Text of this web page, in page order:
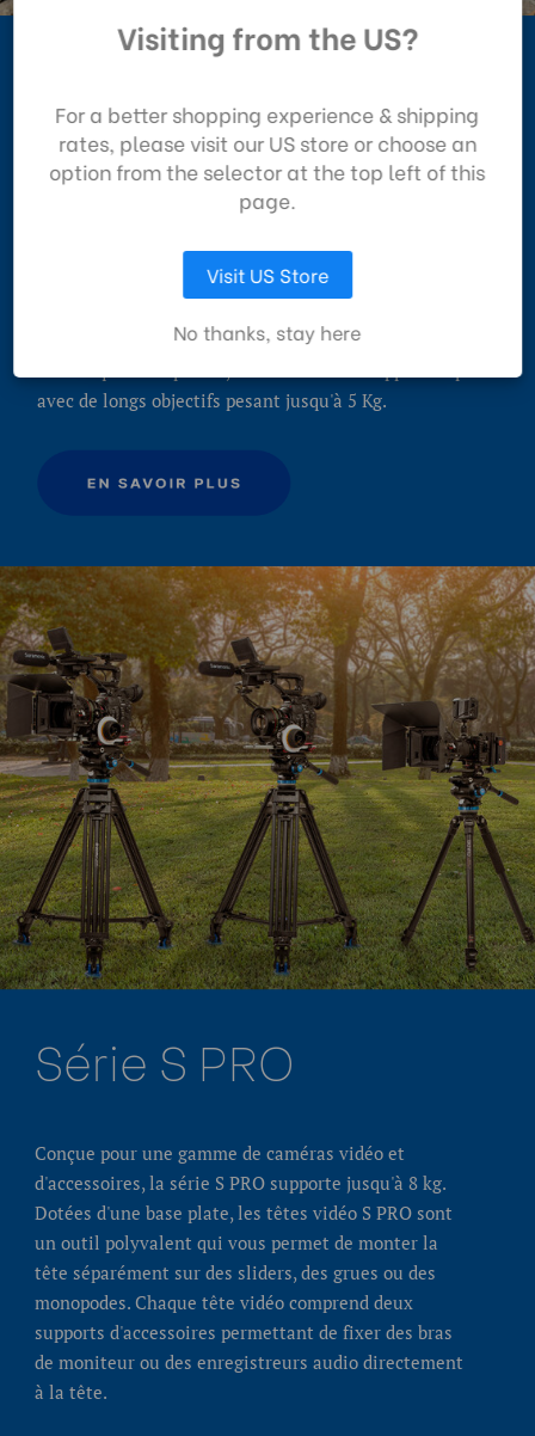
Série KH​
La série KH est notre trépied tout sauf basique, doté d'un
bol de 60 mm, d'un mouvement panoramique à friction
caméra, ce qui le rend idéal pour les caméras vidéo
avec de longs objectifs pesant jusqu'à 5 Kg.
Trépied vidéo rapide et robuste.
Série S PRO​
Conçue pour une gamme de caméras vidéo et
d'accessoires, la série S PRO supporte jusqu'à 8 kg.
Dotées d'une base plate, les têtes vidéo S PRO sont
un outil polyvalent qui vous permet de monter la
tête séparément sur des sliders, des grues ou des
monopodes. Chaque tête vidéo comprend deux
supports d'accessoires permettant de fixer des bras
de moniteur ou des enregistreurs audio directement
à la tête.
En utilisant notre site
web, vous acceptez la
telle que décrite dans
notreAvis de
Confidentialité.
LAISSEZ MOI CHOISIR
ACCEPTER TOUS LES COOKIES
Visiting from the US?
For a better shopping experience & shipping
rates, please visit our US store or choose an
option from the selector at the top left of this
page.
Visit US Store
No thanks, stay here